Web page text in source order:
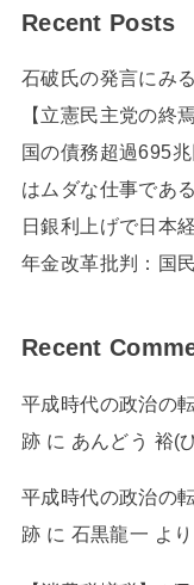
Recent Posts
石破氏の発言にみ
【立憲民主党の終
国の債務超過695
はムダな仕事である
日銀利上げで日本
年金改革批判：国
Recent
平成時代の政治の
跡 に あんどう 裕(
平成時代の政治の
跡 に 石黒龍一 より